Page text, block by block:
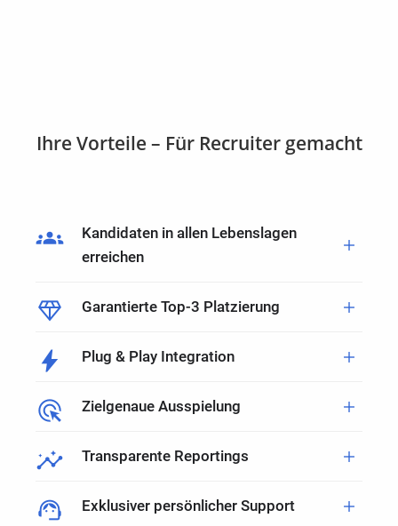
Ihre Vorteile – Für Recruiter gemacht
groups
Kandidaten in allen Lebenslagen
erreichen
add
diamond Garantierte Top-3 Platzierung add
bolt Plug & Play Integration add
ads_click Zielgenaue Ausspielung add
insights Transparente Reportings add
support_agent Exklusiver persönlicher Support add